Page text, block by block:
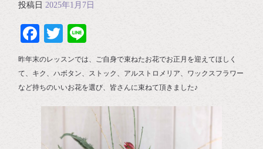
投稿日 2025年1月7日
Facebook
Twitter
昨年末のレッスンでは、ご自身で束ねたお花でお正月を迎えてほしく
て、キク、ハボタン、ストック、アルストロメリア、ワックスフラワー
など持ちのいいお花を選び、皆さんに束ねて頂きました♪